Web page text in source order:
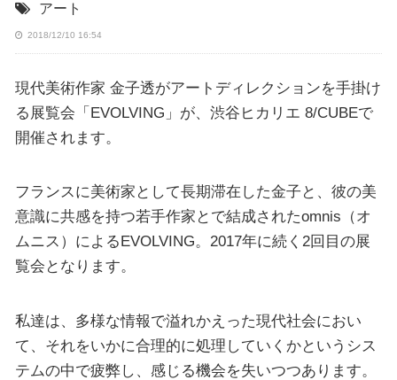
アート
2018/12/10 16:54
現代美術作家 金子透がアートディレクションを手掛け
る展覧会「EVOLVING」が、渋谷ヒカリエ 8/CUBEで
開催されます。
フランスに美術家として長期滞在した金子と、彼の美
意識に共感を持つ若手作家とで結成されたomnis（オ
ムニス）によるEVOLVING。2017年に続く2回目の展
覧会となります。
私達は、多様な情報で溢れかえった現代社会におい
て、それをいかに合理的に処理していくかというシス
テムの中で疲弊し、感じる機会を失いつつあります。